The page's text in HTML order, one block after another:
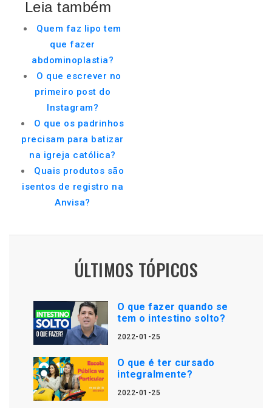
Leia também
Quem faz lipo tem
que fazer
abdominoplastia?
O que escrever no
primeiro post do
Instagram?
O que os padrinhos
precisam para batizar
na igreja católica?
Quais produtos são
isentos de registro na
Anvisa?
ÚLTIMOS TÓPICOS
O que fazer quando se
tem o intestino solto?
2022-01-25
O que é ter cursado
integralmente?
2022-01-25